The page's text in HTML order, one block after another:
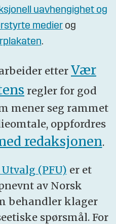
uavhengighet og
medier og
.
etter Vær
regler for god
mener seg rammet
oppfordres
redaksjonen.
(PFU) er et
av Norsk
behandler klager
spørsmål. For